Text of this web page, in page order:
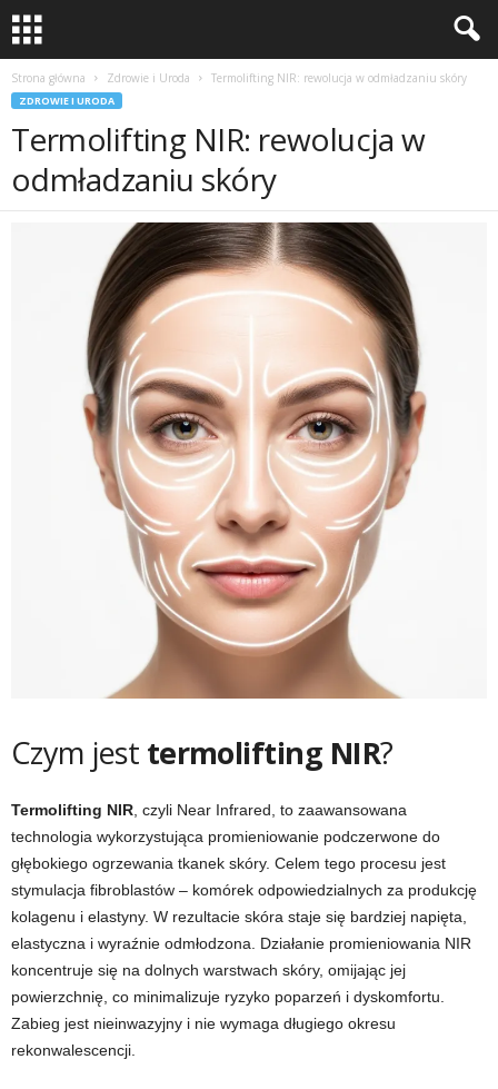
Strona główna Zdrowie i Uroda Termolifting NIR: rewolucja w odmładzaniu skóry
ZDROWIE I URODA
Termolifting NIR: rewolucja w
odmładzaniu skóry
Czym jest termolifting NIR?
Termolifting NIR , czyli Near Infrared, to zaawansowana
technologia wykorzystująca promieniowanie podczerwone do
głębokiego ogrzewania tkanek skóry. Celem tego procesu jest
stymulacja fibroblastów – komórek odpowiedzialnych za produkcję
kolagenu i elastyny. W rezultacie skóra staje się bardziej napięta,
elastyczna i wyraźnie odmłodzona. Działanie promieniowania NIR
koncentruje się na dolnych warstwach skóry, omijając jej
powierzchnię, co minimalizuje ryzyko poparzeń i dyskomfortu.
Zabieg jest nieinwazyjny i nie wymaga długiego okresu
rekonwalescencji.